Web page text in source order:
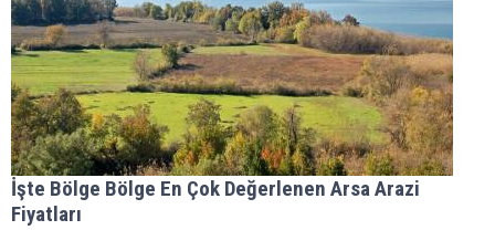
İşte Bölge Bölge En Çok Değerlenen Arsa Arazi
Fiyatları